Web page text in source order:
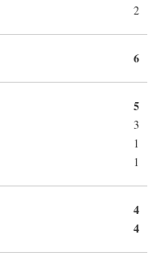
2
6
5
3
1
1
4
4